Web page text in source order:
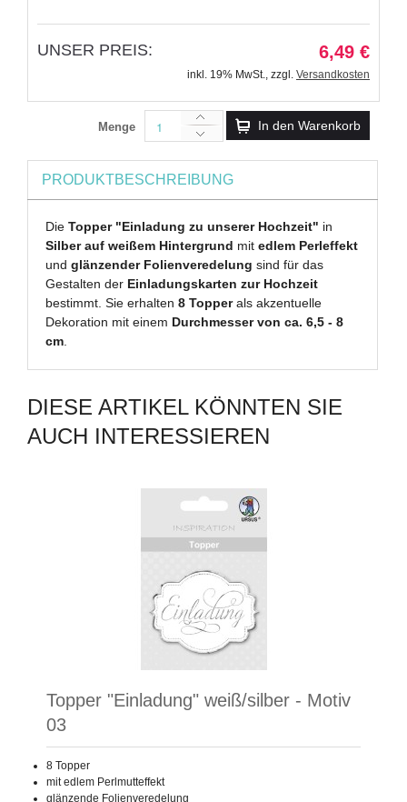
UNSER PREIS: 6,49 €
inkl. 19% MwSt., zzgl. Versandkosten
Menge In den Warenkorb
PRODUKTBESCHREIBUNG
DieTopper "Einladung zu unserer Hochzeit" in
Silber auf weißem Hintergrund mitedlem Perleffekt
undglänzender Folienveredelung sind für das
Gestalten der Einladungskarten zur Hochzeit
bestimmt. Sie erhalten8 Topperals akzentuelle
Dekoration mit einem Durchmesser von ca. 6,5 - 8
cm.
DIESE ARTIKEL KÖNNTEN SIE
AUCH INTERESSIEREN
Topper "Einladung" weiß/silber - Motiv
03
8 Topper
mit edlem Perlmutteffekt
glänzende Folienveredelung